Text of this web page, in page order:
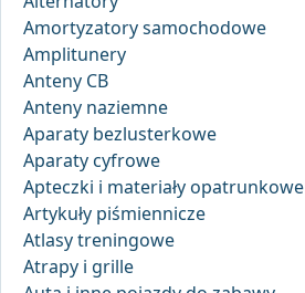
Amortyzatory samochodowe
Amplitunery
Anteny CB
Anteny naziemne
Aparaty bezlusterkowe
Aparaty cyfrowe
Apteczki i materiały opatrunkowe
Artykuły piśmiennicze
Atlasy treningowe
Atrapy i grille